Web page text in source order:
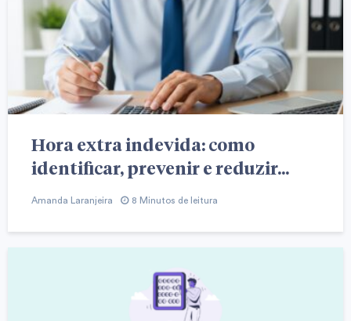
Hora extra indevida: como
identificar, prevenir e reduzir...
Amanda Laranjeira 8 Minutos de leitura